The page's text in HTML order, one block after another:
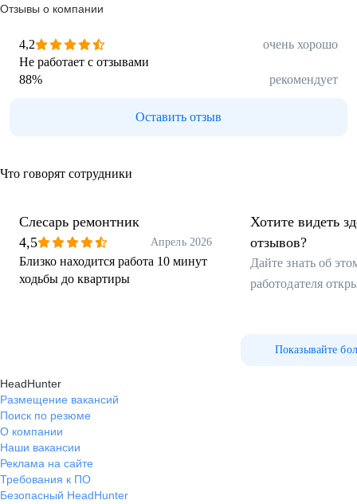
Отзывы о компании
4,2
очень хорошо
Не работает с отзывами
88% рекомендует
Оставить отзыв
Что говорят сотрудники
Слесарь ремонтник
4,5
Апрель 2026
Близко находится работа 10 минут
ходьбы до квартиры
Хотите видеть
отзывов?
Дайте знать об
работодателя
Показывайте
HeadHunter
Размещение вакансий
Поиск по резюме
О компании
Наши вакансии
Реклама на сайте
Требования к ПО
Безопасный HeadHunter